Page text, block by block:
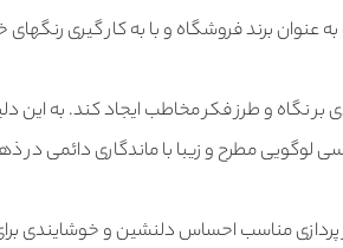
عنوان برند فروشگاه و با به کار گیری
بر نگاه و طرز فکر مخاطب ایجاد کند. به این
لوگویی مطرح و زیبا با ماندگاری دائمی در
پردازی مناسب احساس دلنشین و خوشایندی